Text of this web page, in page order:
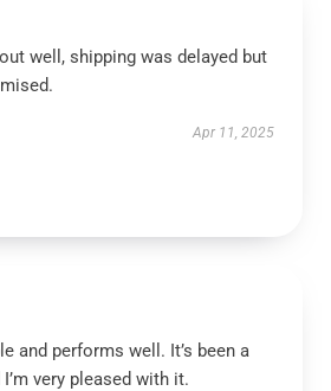
well, shipping was delayed but
Apr 11, 2025
and performs well. It’s been a
very pleased with it.